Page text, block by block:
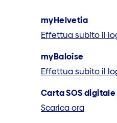
myHelvetia
Effettua subito il
myBaloise
Effettua subito il
Carta SOS
Scarica ora